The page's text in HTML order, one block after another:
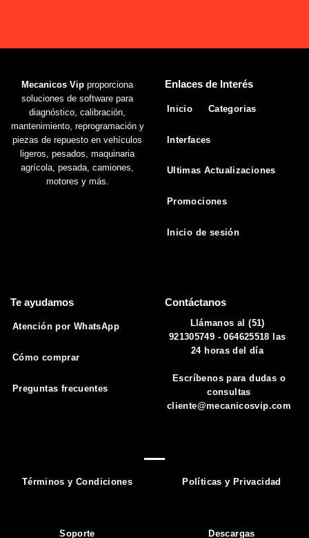
Mecanicos Vip proporciona
soluciones de software para
diagnóstico, calibración,
mantenimiento, reprogramación y
piezas de repuesto en vehículos
ligeros, pesados, maquinaria
agrícola, pesada, camiones,
motores y más.
Enlaces de Interés
Inicio Categorias
Interfaces
Ultimas Actualizaciones
Promociones
Inicio de sesión
Te ayudamos
Atención por WhatsApp
Cómo comprar
Preguntas frecuentes
Contáctanos
Llámanos al (51)
921305749 - 064625518 las
24 horas del día
Escríbenos para dudas o
consultas
cliente@mecanicosvip.com
Términos y Condiciones Políticas y Privacidad
Soporte Descargas